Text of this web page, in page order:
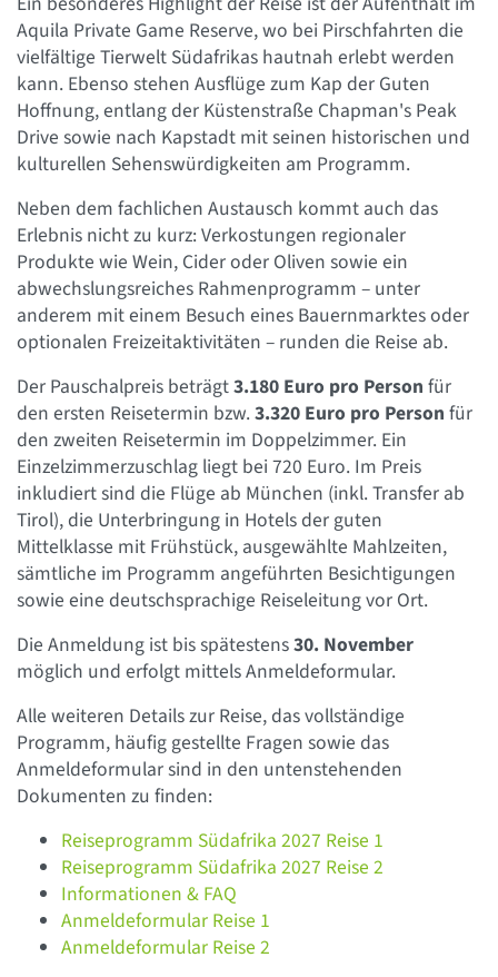
Aquila Private Game Reserve, wo bei Pirschfahrten die
vielfältige Tierwelt Südafrikas hautnah erlebt werden
kann. Ebenso stehen Ausflüge zum Kap der Guten
Hoffnung, entlang der Küstenstraße Chapman's Peak
Drive sowie nach Kapstadt mit seinen historischen und
kulturellen Sehenswürdigkeiten am Programm.
Neben dem fachlichen Austausch kommt auch das
Erlebnis nicht zu kurz: Verkostungen regionaler
Produkte wie Wein, Cider oder Oliven sowie ein
abwechslungsreiches Rahmenprogramm – unter
anderem mit einem Besuch eines Bauernmarktes oder
optionalen Freizeitaktivitäten – runden die Reise ab.
Der Pauschalpreis beträgt3.180 Euro pro Person für
den ersten Reisetermin bzw.3.320 Euro pro Person für
den zweiten Reisetermin im Doppelzimmer. Ein
Einzelzimmerzuschlag liegt bei 720 Euro. Im Preis
inkludiert sind die Flüge ab München (inkl. Transfer ab
Tirol), die Unterbringung in Hotels der guten
Mittelklasse mit Frühstück, ausgewählte Mahlzeiten,
sämtliche im Programm angeführten Besichtigungen
sowie eine deutschsprachige Reiseleitung vor Ort.
Die Anmeldung ist bis spätestens30. November
möglich und erfolgt mittels Anmeldeformular.
Alle weiteren Details zur Reise, das vollständige
Programm, häufig gestellte Fragen sowie das
Anmeldeformular sind in den untenstehenden
Dokumenten zu finden:
Reiseprogramm Südafrika 2027 Reise 1
Reiseprogramm Südafrika 2027 Reise 2
Informationen & FAQ
Anmeldeformular Reise 1
Anmeldeformular Reise 2